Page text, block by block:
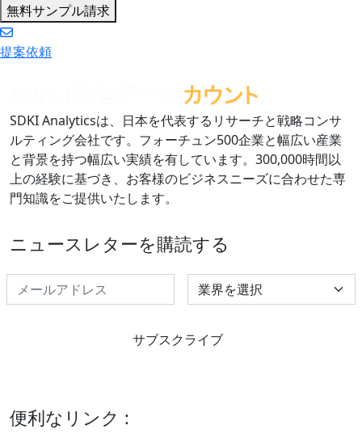
無料サンプル請求
提案依頼
SDKI Analyticsは、日本を代表するリサーチと戦略コンサ
ルティング会社です。フォーチュン500企業と幅広い産業
と背景を持つ幅広い実績を有しています。300,000時間以
上の経験に基づき、お客様のビジネスニーズに合わせた専
門知識をご提供いたします。
ニュースレターを購読する
Select Industry
サブスクライブ
便利なリンク :